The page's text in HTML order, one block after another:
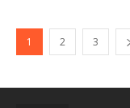
1 2 3